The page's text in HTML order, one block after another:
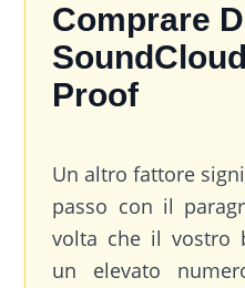
Comprare
Proof
Un altro fattore
passo con il
volta che il vostro
un elevato